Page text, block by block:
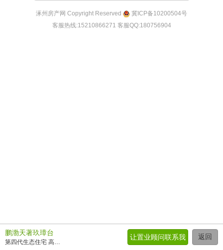
涿州房产网 Copyright Reserved
冀ICP备10200504号
客服热线:15210866271 客服QQ:180756904
鹏渤天著玖璋台
第四代生态住宅 高铁新城板块
返回
让置业顾问联系我